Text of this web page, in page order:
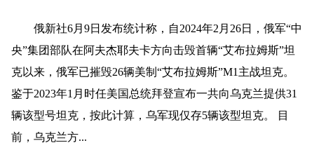
俄新社6月9日发布统计称，自2024年2月26日，俄军“中
央”集团部队在阿夫杰耶夫卡方向击毁首辆“艾布拉姆斯”坦
克以来，俄军已摧毁26辆美制“艾布拉姆斯”M1主战坦克。
鉴于2023年1月时任美国总统拜登宣布一共向乌克兰提供31
辆该型号坦克，按此计算，乌军现仅存5辆该型坦克。 目
前，乌克兰方...